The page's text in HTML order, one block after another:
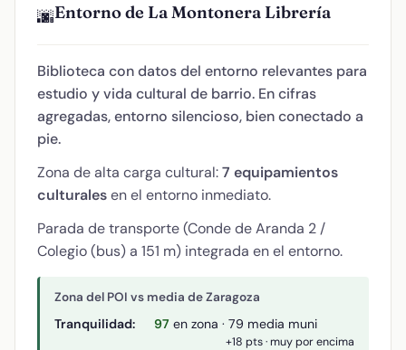
🌆Entorno de La Montonera Librería
Biblioteca con datos del entorno relevantes para
estudio y vida cultural de barrio. En cifras
agregadas, entorno silencioso, bien conectado a
pie.
Zona de alta carga cultural:7 equipamientos
culturalesen el entorno inmediato.
Parada de transporte (Conde de Aranda 2 /
Colegio (bus) a 151 m) integrada en el entorno.
Zona del POI vs media de Zaragoza
Tranquilidad: 97 en zona · 79 media muni
+18 pts · muy por encima